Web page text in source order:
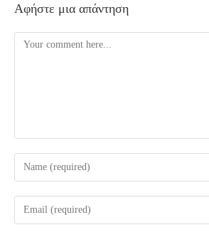
Αφήστε μια απάντηση
Comment
Enter
your
name
Enter
your